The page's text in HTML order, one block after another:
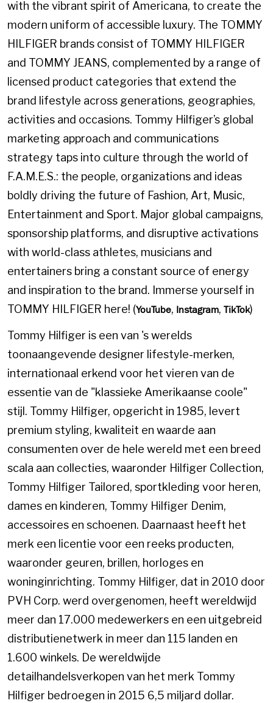
with the vibrant spirit of Americana, to create the
modern uniform of accessible luxury. The TOMMY
HILFIGER brands consist of TOMMY HILFIGER
and TOMMY JEANS, complemented by a range of
licensed product categories that extend the
brand lifestyle across generations, geographies,
activities and occasions. Tommy Hilfiger’s global
marketing approach and communications
strategy taps into culture through the world of
F.A.M.E.S.: the people, organizations and ideas
boldly driving the future of Fashion, Art, Music,
Entertainment and Sport. Major global campaigns,
sponsorship platforms, and disruptive activations
with world-class athletes, musicians and
entertainers bring a constant source of energy
and inspiration to the brand. Immerse yourself in
TOMMY HILFIGER here! (YouTube, Instagram, TikTok)
Tommy Hilfiger is een van 's werelds
toonaangevende designer lifestyle-merken,
internationaal erkend voor het vieren van de
essentie van de "klassieke Amerikaanse coole"
stijl. Tommy Hilfiger, opgericht in 1985, levert
premium styling, kwaliteit en waarde aan
consumenten over de hele wereld met een breed
scala aan collecties, waaronder Hilfiger Collection,
Tommy Hilfiger Tailored, sportkleding voor heren,
dames en kinderen, Tommy Hilfiger Denim,
accessoires en schoenen. Daarnaast heeft het
merk een licentie voor een reeks producten,
waaronder geuren, brillen, horloges en
woninginrichting. Tommy Hilfiger, dat in 2010 door
PVH Corp. werd overgenomen, heeft wereldwijd
meer dan 17.000 medewerkers en een uitgebreid
distributienetwerk in meer dan 115 landen en
1.600 winkels. De wereldwijde
detailhandelsverkopen van het merk Tommy
Hilfiger bedroegen in 2015 6,5 miljard dollar.